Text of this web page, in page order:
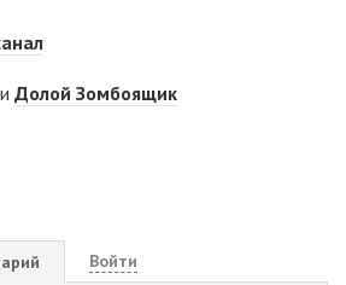
Долой Зомбоящик
Войти